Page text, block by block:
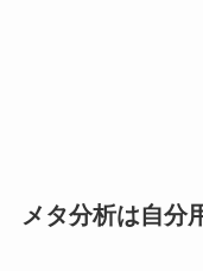
メタ分析は自分